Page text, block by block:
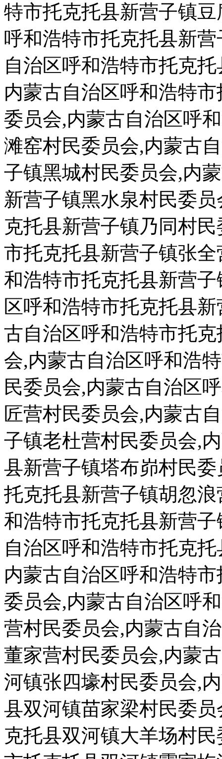
特市托克托县新营子镇
呼和浩特市托克托县新
自治区呼和浩特市托克
内蒙古自治区呼和浩特
委员会,内蒙古自治区呼
滩窑村民委员会,内蒙古
子镇黑城村民委员会,内
新营子镇黑水泉村民委
克托县新营子镇乃同村
市托克托县新营子镇张
和浩特市托克托县新营
区呼和浩特市托克托县
古自治区呼和浩特市托
会,内蒙古自治区呼和浩
民委员会,内蒙古自治区
匠营村民委员会,内蒙古
子镇老杜营村民委员会,
县新营子镇塔布峁村民
托克托县新营子镇胡忽
和浩特市托克托县新营
自治区呼和浩特市托克
内蒙古自治区呼和浩特
委员会,内蒙古自治区呼
营村民委员会,内蒙古自
董家营村民委员会,内蒙
河镇张四壕村民委员会,
县双河镇苗家梁村民委
克托县双河镇大羊场村